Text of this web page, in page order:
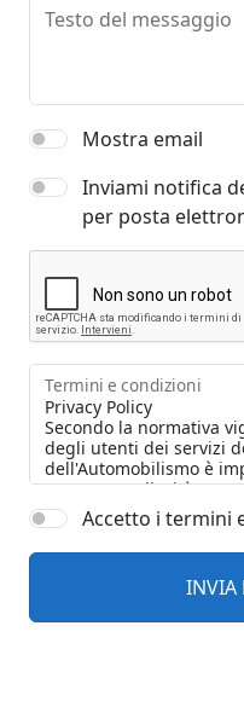
Testo del messaggio
Mostra email
Inviami notifica
per posta
Termini e condizioni
Accetto i termini